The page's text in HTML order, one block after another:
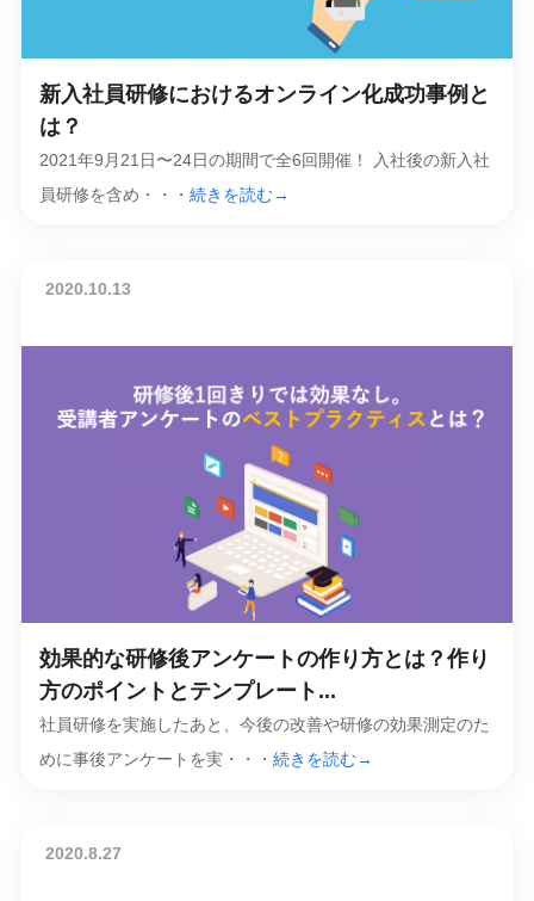
新入社員研修におけるオンライン化成功事例と
は？
2021年9月21日〜24日の期間で全6回開催！ 入社後の新入社
員研修を含め・・・ 続きを読む→
2020.10.13
効果的な研修後アンケートの作り方とは？作り
方のポイントとテンプレート...
社員研修を実施したあと、今後の改善や研修の効果測定のた
めに事後アンケートを実・・・ 続きを読む→
2020.8.27